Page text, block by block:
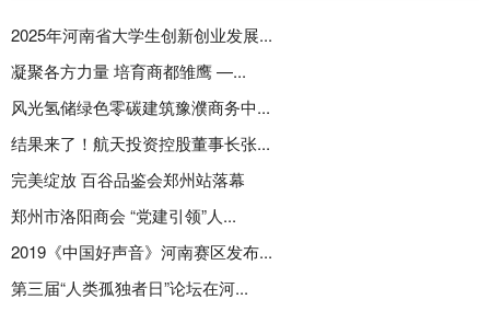
2025年河南省大学生创新创业发展...
凝聚各方力量 培育商都雏鹰 —...
风光氢储绿色零碳建筑豫濮商务中...
结果来了！航天投资控股董事长张...
完美绽放 百谷品鉴会郑州站落幕
郑州市洛阳商会 “党建引领”人...
2019《中国好声音》河南赛区发布...
第三届“人类孤独者日”论坛在河...